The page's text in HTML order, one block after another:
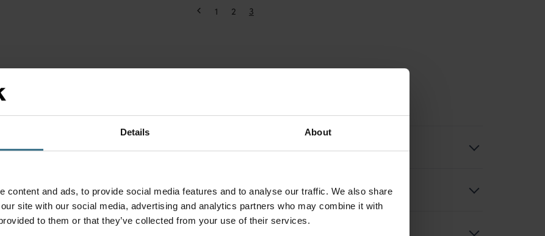
Details About
content and ads, to provide social media features and to analyse our traffic. We also share
site with our social media, advertising and analytics partners who may combine it with
to them or that they’ve collected from your use of their services.
met
1 2 3
vragen over de Classics vershoudbakjes
materiaal zijn de Classics vershoudbakjes gemaakt?
de Classics vershoudbakjes producten langer vers?